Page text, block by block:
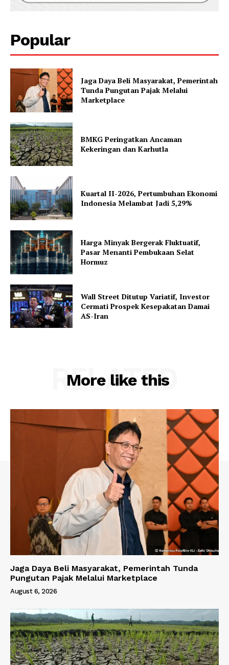
Popular
Jaga Daya Beli Masyarakat, Pemerintah
Tunda Pungutan Pajak Melalui
Marketplace
BMKG Peringatkan Ancaman
Kekeringan dan Karhutla
Kuartal II-2026, Pertumbuhan Ekonomi
Indonesia Melambat Jadi 5,29%
Harga Minyak Bergerak Fluktuatif,
Pasar Menanti Pembukaan Selat
Hormuz
Wall Street Ditutup Variatif, Investor
Cermati Prospek Kesepakatan Damai
AS-Iran
More like this
RELATED
Jaga Daya Beli Masyarakat, Pemerintah Tunda
Pungutan Pajak Melalui Marketplace
August 6, 2026